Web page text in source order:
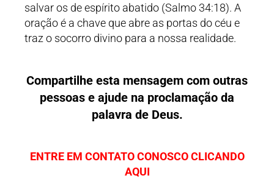
salvar os de espírito abatido (Salmo 34:18). A
oração é a chave que abre as portas do céu e
traz o socorro divino para a nossa realidade.
Compartilhe esta mensagem com outras
pessoas e ajude na proclamação da
palavra de Deus.
ENTRE EM CONTATO CONOSCO CLICANDO
AQUI